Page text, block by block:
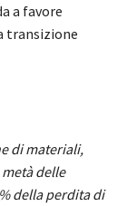
a favore
transizione
di materiali,
delle
della perdita di